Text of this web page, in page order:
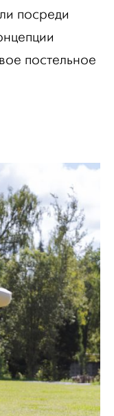
посреди
постельное